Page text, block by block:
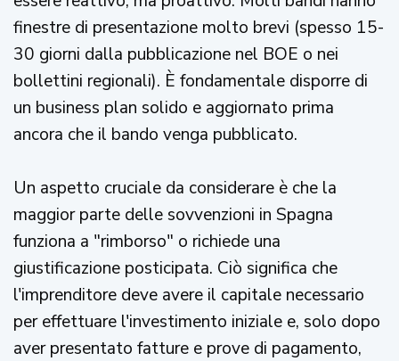
finestre di presentazione molto brevi (spesso 15-
30 giorni dalla pubblicazione nel BOE o nei
bollettini regionali). È fondamentale disporre di
un business plan solido e aggiornato prima
ancora che il bando venga pubblicato.
Un aspetto cruciale da considerare è che la
maggior parte delle sovvenzioni in Spagna
funziona a "rimborso" o richiede una
giustificazione posticipata. Ciò significa che
l'imprenditore deve avere il capitale necessario
per effettuare l'investimento iniziale e, solo dopo
aver presentato fatture e prove di pagamento,